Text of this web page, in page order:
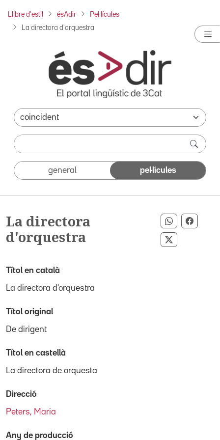
Llibre d'estil ésAdir Pel·lícules
La directora d'orquestra
general pel·lícules
La directora
d'orquestra
Compartir
Compartir
Títol en català
La directora d'orquestra
Títol original
De dirigent
Títol en castellà
La directora de orquesta
Direcció
Peters, Maria
Any de producció